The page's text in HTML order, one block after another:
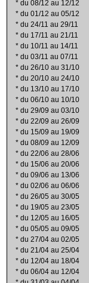
* du 08/12 au 12/12
* du 01/12 au 05/12
* du 24/11 au 29/11
* du 17/11 au 21/11
* du 10/11 au 14/11
* du 03/11 au 07/11
* du 26/10 au 31/10
* du 20/10 au 24/10
* du 13/10 au 17/10
* du 06/10 au 10/10
* du 29/09 au 03/10
* du 22/09 au 26/09
* du 15/09 au 19/09
* du 08/09 au 12/09
* du 22/06 au 28/06
* du 15/06 au 20/06
* du 09/06 au 13/06
* du 02/06 au 06/06
* du 26/05 au 30/05
* du 19/05 au 23/05
* du 12/05 au 16/05
* du 05/05 au 09/05
* du 27/04 au 02/05
* du 21/04 au 25/04
* du 12/04 au 18/04
* du 06/04 au 12/04